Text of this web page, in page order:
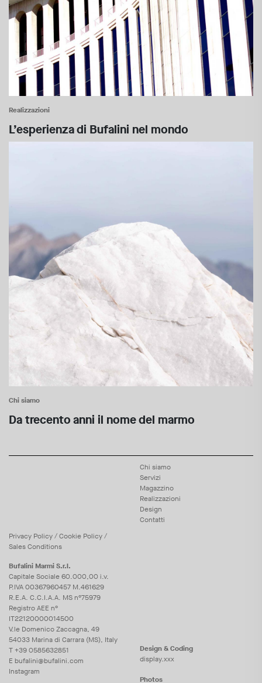
Realizzazioni
L’esperienza di Bufalini nel mondo
Chi siamo
Da trecento anni il nome del marmo
Privacy Policy/Cookie Policy/
Sales Conditions
Bufalini Marmi S.r.l.
Capitale Sociale 60.000,00 i.v.
P.IVA 00367960457 M.461629
R.E.A. C.C.I.A.A. MS n°75979
Registro AEE n°
IT22120000014500
V.le Domenico Zaccagna, 49
54033 Marina di Carrara (MS), Italy
T+39 0585632851
E bufalini@bufalini.com
Instagram
Chi siamo
Servizi
Magazzino
Realizzazioni
Design
Contatti
Design & Coding
display.xxx
Photos